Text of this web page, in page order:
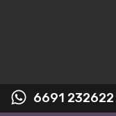
6691 232622